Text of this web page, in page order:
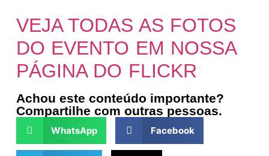
VEJA TODAS AS FOTOS
DO EVENTO EM NOSSA
PÁGINA DO FLICKR
Achou este conteúdo importante?
Compartilhe com outras pessoas.
WhatsApp Facebook